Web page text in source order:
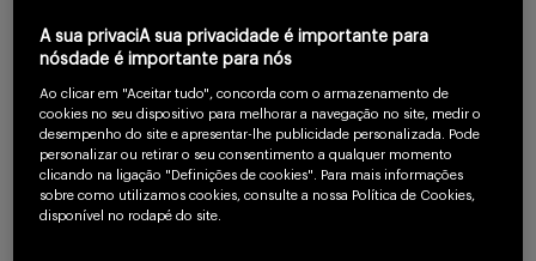
Sobre
confirme que você é
um profissional da
saúde.
CLIQUE AQUI PARA SE CADASTRAR
A sua privaciA sua privacidade é importante para
nósdade é importante para nós
Ao clicar em "Aceitar tudo", concorda com o armazenamento de
cookies no seu dispositivo para melhorar a navegação no site, medir o
desempenho do site e apresentar-lhe publicidade personalizada. Pode
personalizar ou retirar o seu consentimento a qualquer momento
clicando na ligação "Definições de cookies". Para mais informações
sobre como utilizamos cookies, consulte a nossa Política de Cookies,
disponível no rodapé do site.